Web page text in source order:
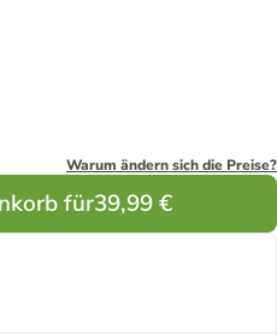
Warum ändern sich die Preise?
für39,99 €